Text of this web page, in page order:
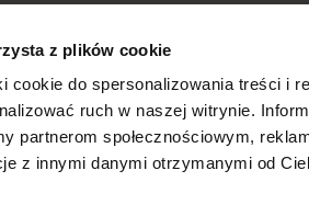
z plików cookie
cookie do spersonalizowania treści i
ruch w naszej witrynie.
partnerom społecznościowym,
z innymi danymi otrzymanymi od